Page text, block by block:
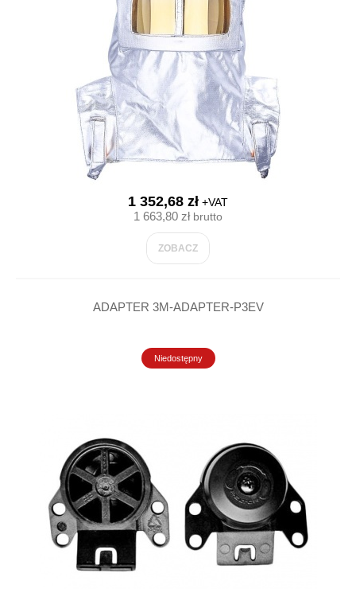
1 352,68 zł +VAT
1 663,80 złbrutto
ZOBACZ
ADAPTER 3M-ADAPTER-P3EV
Niedostępny